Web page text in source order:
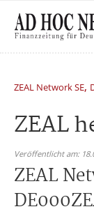
ZEAL Network SE,
ZEAL
Veröffentlicht am:
ZEAL